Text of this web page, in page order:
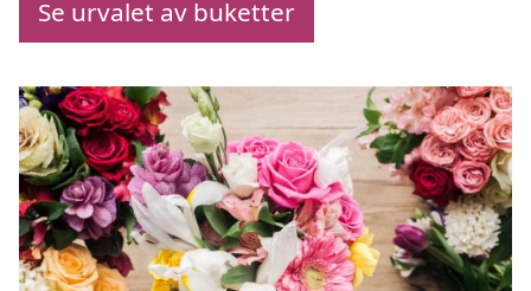
Se urvalet av buketter